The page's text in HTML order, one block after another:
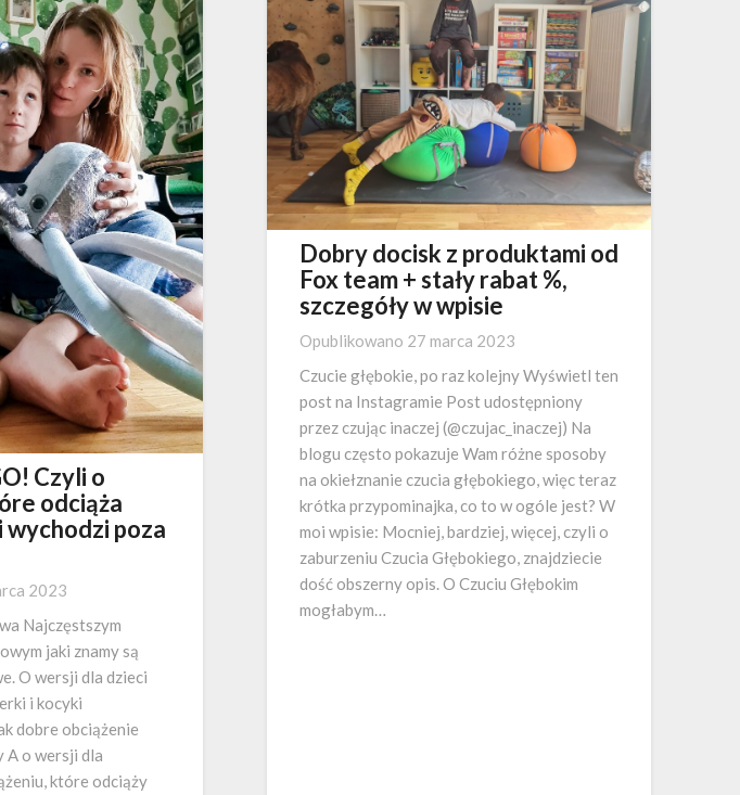
Czyli o
odciąża
wychodzi poza
2023
Najczęstszym
jaki znamy są
O wersji dla dzieci
i kocyki
dobre obciążenie
A o wersji dla
które odciąży
Dobry docisk z produktami od
Fox team + stały rabat %,
szczegóły w wpisie
Opublikowano 27 marca 2023
Czucie głębokie, po raz kolejny Wyświetl ten
post na Instagramie Post udostępniony
przez czując inaczej (@czujac_inaczej) Na
blogu często pokazuje Wam różne sposoby
na okiełznanie czucia głębokiego, więc teraz
krótka przypominajka, co to w ogóle jest? W
moi wpisie: Mocniej, bardziej, więcej, czyli o
zaburzeniu Czucia Głębokiego, znajdziecie
dość obszerny opis. O Czuciu Głębokim
mogłabym…